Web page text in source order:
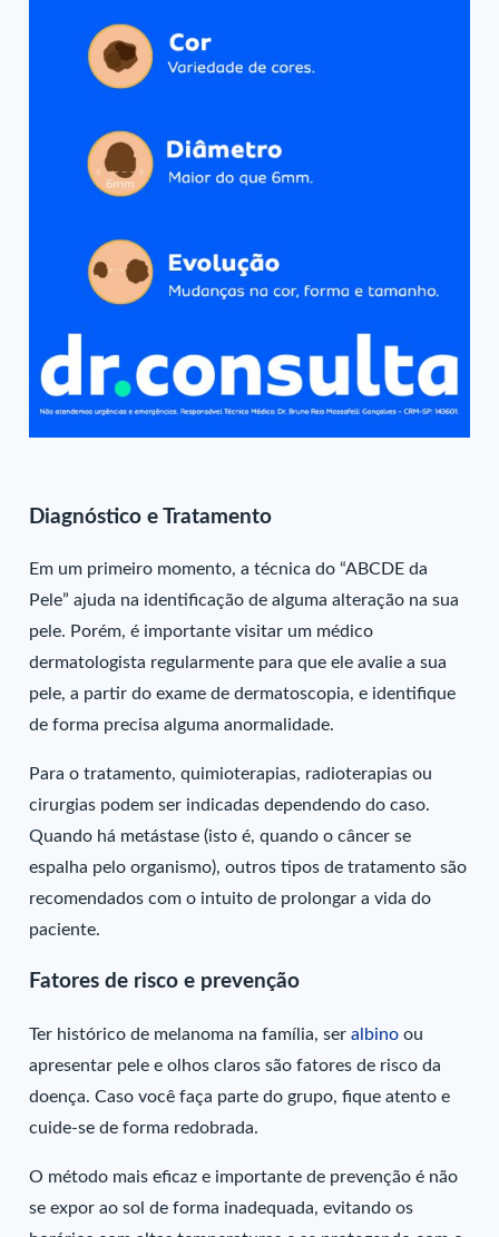
Diagnóstico e Tratamento
Em um primeiro momento, a técnica do “ABCDE da
Pele” ajuda na identificação de alguma alteração na sua
pele. Porém, é importante visitar um médico
dermatologista regularmente para que ele avalie a sua
pele, a partir do exame de dermatoscopia, e identifique
de forma precisa alguma anormalidade.
Para o tratamento, quimioterapias, radioterapias ou
cirurgias podem ser indicadas dependendo do caso.
Quando há metástase (isto é, quando o câncer se
espalha pelo organismo), outros tipos de tratamento são
recomendados com o intuito de prolongar a vida do
paciente.
Fatores de risco e prevenção
Ter histórico de melanoma na família, seralbino ou
apresentar pele e olhos claros são fatores de risco da
doença. Caso você faça parte do grupo, fique atento e
cuide-se de forma redobrada.
O método mais eficaz e importante de prevenção é não
se expor ao sol de forma inadequada, evitando os